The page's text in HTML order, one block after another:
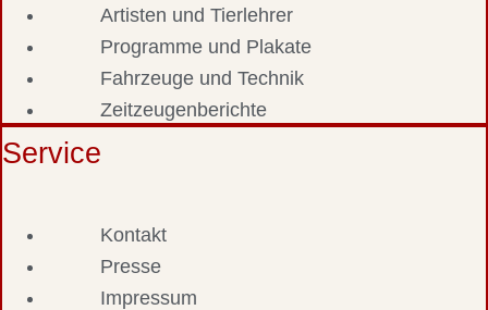
Artisten und Tierlehrer
Programme und Plakate
Fahrzeuge und Technik
Zeitzeugenberichte
Service
Kontakt
Presse
Impressum